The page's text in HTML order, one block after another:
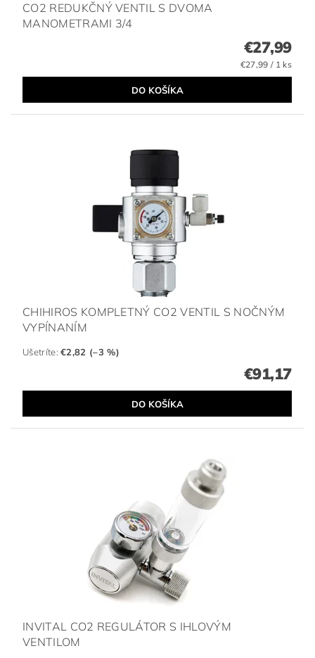
CO2 REDUKČNÝ VENTIL S DVOMA
MANOMETRAMI 3/4
€27,99
€27,99 / 1 ks
CHIHIROS KOMPLETNÝ CO2 VENTIL S NOČNÝM
VYPÍNANÍM
Ušetríte:€2,82 (–3 %)
€91,17
INVITAL CO2 REGULÁTOR S IHLOVÝM
VENTILOM